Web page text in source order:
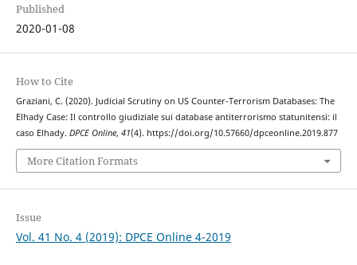
Published
2020-01-08
How to Cite
Graziani, C. (2020). Judicial Scrutiny on US Counter-Terrorism Databases: The
Elhady Case: Il controllo giudiziale sui database antiterrorismo statunitensi: il
caso Elhady. DPCE Online, 41(4). https://doi.org/10.57660/dpceonline.2019.877
More Citation Formats
Issue
Vol. 41 No. 4 (2019): DPCE Online 4-2019